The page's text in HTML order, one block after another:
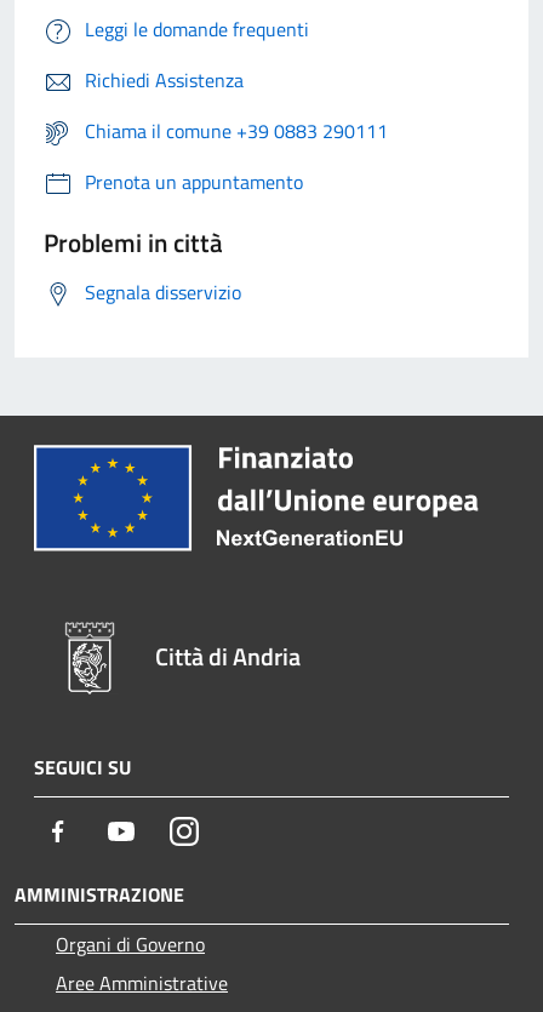
Leggi le domande frequenti
Richiedi Assistenza
Chiama il comune +39 0883 290111
Prenota un appuntamento
Problemi in città
Segnala disservizio
Città di Andria
SEGUICI SU
Facebook YoutubeInstagram
AMMINISTRAZIONE
Organi di Governo
Aree Amministrative